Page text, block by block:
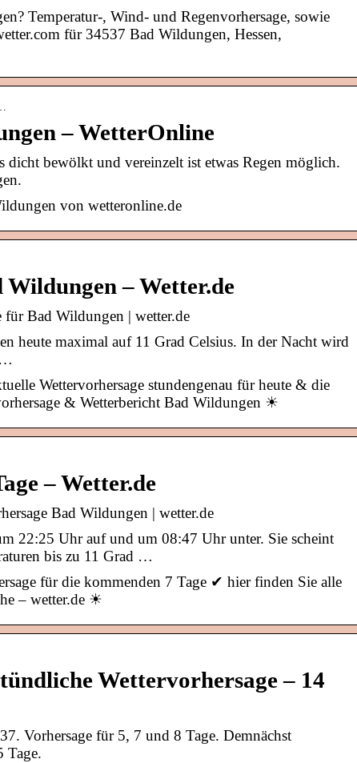
Temperatur-, Wind- und Regenvorhersage, sowie
für 34537 Bad Wildungen, Hessen,
– WetterOnline
dicht bewölkt und vereinzelt ist etwas Regen möglich.
von wetteronline.de
– Wetter.de
für Bad Wildungen | wetter.de
heute maximal auf 11 Grad Celsius. In der Nacht wird
…
Wettervorhersage stundengenau für heute & die
& Wetterbericht Bad Wildungen ☀
– Wetter.de
Bad Wildungen | wetter.de
22:25 Uhr auf und um 08:47 Uhr unter. Sie scheint
bis zu 11 Grad …
für die kommenden 7 Tage ✔ hier finden Sie alle
– wetter.de ☀
Wettervorhersage – 14
Vorhersage für 5, 7 und 8 Tage. Demnächst
Tage.